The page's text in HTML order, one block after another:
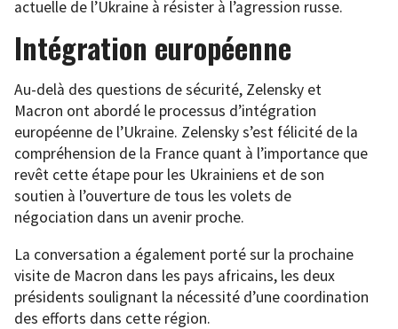
actuelle de l’Ukraine à résister à l’agression russe.
Intégration européenne
Au-delà des questions de sécurité, Zelensky et
Macron ont abordé le processus d’intégration
européenne de l’Ukraine. Zelensky s’est félicité de la
compréhension de la France quant à l’importance que
revêt cette étape pour les Ukrainiens et de son
soutien à l’ouverture de tous les volets de
négociation dans un avenir proche.
La conversation a également porté sur la prochaine
visite de Macron dans les pays africains, les deux
présidents soulignant la nécessité d’une coordination
des efforts dans cette région.